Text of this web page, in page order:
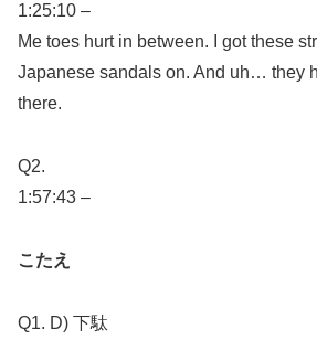
1:25:10 –
Me toes hurt in between. I got these
Japanese sandals on. And uh… they
there.
Q2.
1:57:43 –
こたえ
Q1. D) 下駄